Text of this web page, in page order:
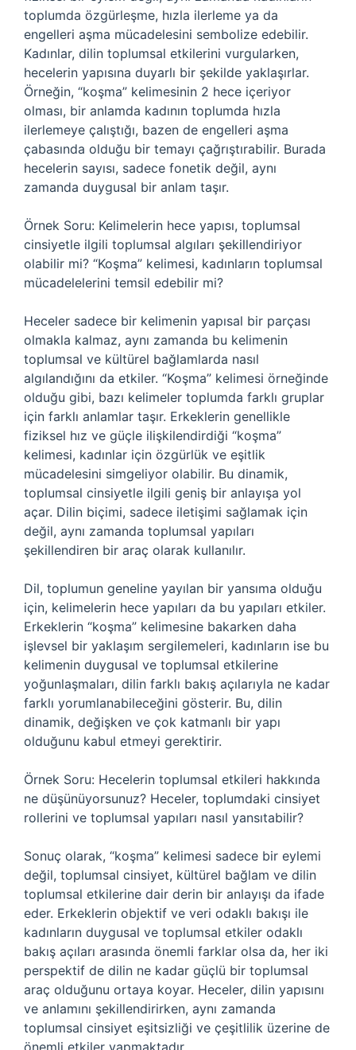
toplumda özgürleşme, hızla ilerleme ya da
engelleri aşma mücadelesini sembolize edebilir.
Kadınlar, dilin toplumsal etkilerini vurgularken,
hecelerin yapısına duyarlı bir şekilde yaklaşırlar.
Örneğin, “koşma” kelimesinin 2 hece içeriyor
olması, bir anlamda kadının toplumda hızla
ilerlemeye çalıştığı, bazen de engelleri aşma
çabasında olduğu bir temayı çağrıştırabilir. Burada
hecelerin sayısı, sadece fonetik değil, aynı
zamanda duygusal bir anlam taşır.
Örnek Soru: Kelimelerin hece yapısı, toplumsal
cinsiyetle ilgili toplumsal algıları şekillendiriyor
olabilir mi? “Koşma” kelimesi, kadınların toplumsal
mücadelelerini temsil edebilir mi?
Heceler sadece bir kelimenin yapısal bir parçası
olmakla kalmaz, aynı zamanda bu kelimenin
toplumsal ve kültürel bağlamlarda nasıl
algılandığını da etkiler. “Koşma” kelimesi örneğinde
olduğu gibi, bazı kelimeler toplumda farklı gruplar
için farklı anlamlar taşır. Erkeklerin genellikle
fiziksel hız ve güçle ilişkilendirdiği “koşma”
kelimesi, kadınlar için özgürlük ve eşitlik
mücadelesini simgeliyor olabilir. Bu dinamik,
toplumsal cinsiyetle ilgili geniş bir anlayışa yol
açar. Dilin biçimi, sadece iletişimi sağlamak için
değil, aynı zamanda toplumsal yapıları
şekillendiren bir araç olarak kullanılır.
Dil, toplumun geneline yayılan bir yansıma olduğu
için, kelimelerin hece yapıları da bu yapıları etkiler.
Erkeklerin “koşma” kelimesine bakarken daha
işlevsel bir yaklaşım sergilemeleri, kadınların ise bu
kelimenin duygusal ve toplumsal etkilerine
yoğunlaşmaları, dilin farklı bakış açılarıyla ne kadar
farklı yorumlanabileceğini gösterir. Bu, dilin
dinamik, değişken ve çok katmanlı bir yapı
olduğunu kabul etmeyi gerektirir.
Örnek Soru: Hecelerin toplumsal etkileri hakkında
ne düşünüyorsunuz? Heceler, toplumdaki cinsiyet
rollerini ve toplumsal yapıları nasıl yansıtabilir?
Sonuç olarak, “koşma” kelimesi sadece bir eylemi
değil, toplumsal cinsiyet, kültürel bağlam ve dilin
toplumsal etkilerine dair derin bir anlayışı da ifade
eder. Erkeklerin objektif ve veri odaklı bakışı ile
kadınların duygusal ve toplumsal etkiler odaklı
bakış açıları arasında önemli farklar olsa da, her iki
perspektif de dilin ne kadar güçlü bir toplumsal
araç olduğunu ortaya koyar. Heceler, dilin yapısını
ve anlamını şekillendirirken, aynı zamanda
toplumsal cinsiyet eşitsizliği ve çeşitlilik üzerine de
önemli etkiler yapmaktadır.